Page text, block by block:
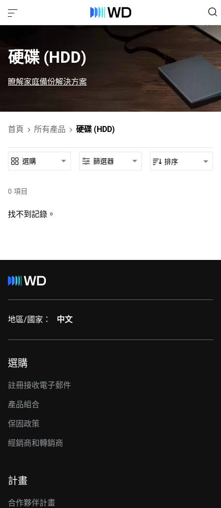
硬碟 (HDD)‎
瞭解家庭備份解決方案
首頁 所有產品 硬碟 (HDD)
0 項目
選購 篩選器 排序
找不到記錄。
地區/國家： 中文
選購
註冊接收電子郵件
產品組合
保固政策
經銷商和轉銷商
計畫
合作夥伴計畫